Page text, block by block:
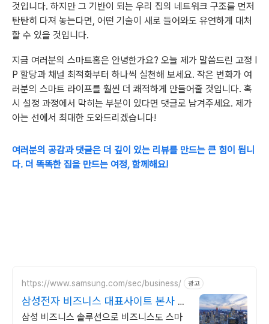
것입니다. 하지만 그 기반이 되는 우리 집의 네트워크 구조를 먼저
탄탄히 다져 놓는다면, 어떤 기술이 새로 들어와도 유연하게 대처
할 수 있을 것입니다.
지금 여러분의 스마트홈은 안녕한가요? 오늘 제가 말씀드린 고정 I
P 할당과 채널 최적화부터 하나씩 실천해 보세요. 작은 변화가 여
러분의 스마트 라이프를 훨씬 더 쾌적하게 만들어줄 것입니다. 혹
시 설정 과정에서 막히는 부분이 있다면 댓글로 남겨주세요. 제가
아는 선에서 최대한 도와드리겠습니다!
여러분의 공감과 댓글은 더 깊이 있는 리뷰를 만드는 큰 힘이 됩니
다. 더 똑똑한 집을 만드는 여정, 함께해요!
https://www.samsung.com/sec/business/ 광고
삼성전자 비즈니스 대표사이트 본사 공
식 운영 견적문의
삼성 비즈니스 솔루션으로 비즈니스도 스마